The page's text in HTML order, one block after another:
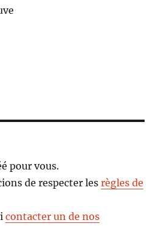
pour vous.
de respecter lesrègles de
contacter un de nos